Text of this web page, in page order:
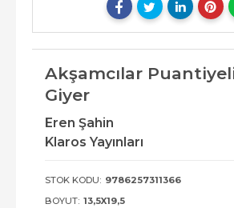
Akşamcılar
Giyer
Eren Şahin
Klaros Yayınları
STOK KODU: 9786257311366
BOYUT: 13,5X19,5